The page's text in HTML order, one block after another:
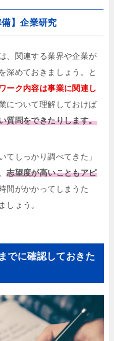
備】企業研究
、関連する業界や企業が
深めておきましょう。と
ーク内容は事業に関連し
について理解しておけば
質問をできたりします。
てしっかり調べてきた」
志望度が高いこともアピ
間がかかってしまうた
しょう。
でに確認しておきた